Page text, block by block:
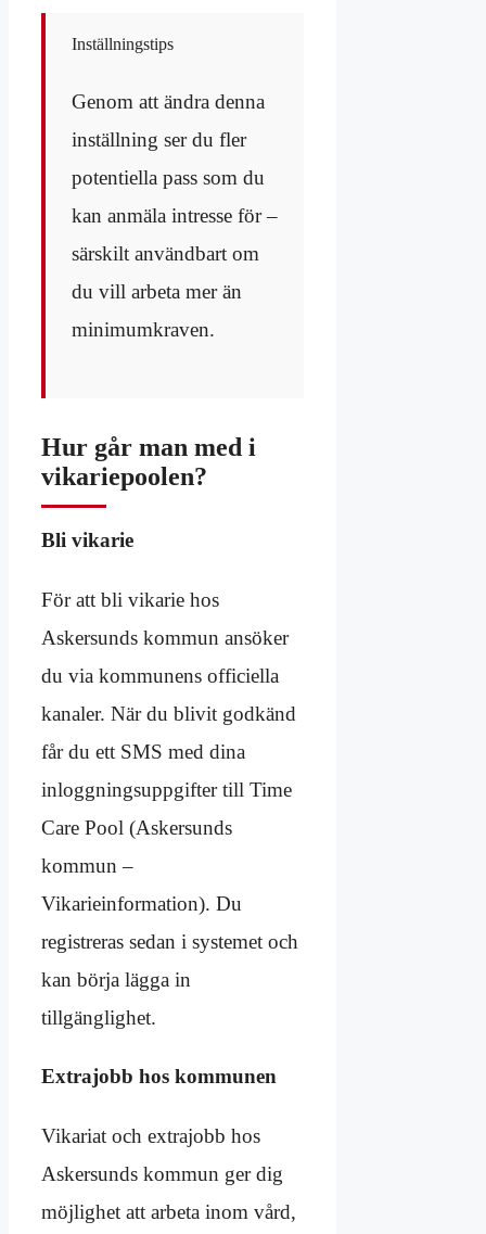
Inställningstips
Genom att ändra denna
inställning ser du fler
potentiella pass som du
kan anmäla intresse för –
särskilt användbart om
du vill arbeta mer än
minimumkraven.
Hur går man med i
vikariepoolen?
Bli vikarie
För att bli vikarie hos
Askersunds kommun ansöker
du via kommunens officiella
kanaler. När du blivit godkänd
får du ett SMS med dina
inloggningsuppgifter till Time
Care Pool (Askersunds
kommun –
Vikarieinformation). Du
registreras sedan i systemet och
kan börja lägga in
tillgänglighet.
Extrajobb hos kommunen
Vikariat och extrajobb hos
Askersunds kommun ger dig
möjlighet att arbeta inom vård,